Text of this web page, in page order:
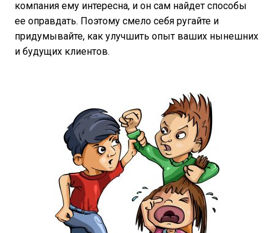
компания ему интересна, и он сам найдет способы
ее оправдать. Поэтому смело себя ругайте и
придумывайте, как улучшить опыт ваших нынешних
и будущих клиентов.